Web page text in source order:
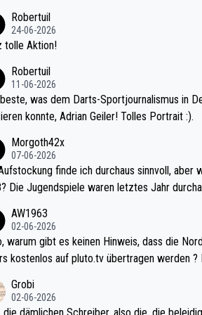
Da gewinnst keinen Blumentopf - ist ja n
eines Kreisligisten vs einem Bu
Robertuil
24-06-2026
tolle Aktion!
Robertuil
11-06-2026
was dem Darts-Sportjournalismus in
konnte, Adrian Geiler! Tolles Portrait :).
Morgoth42x
07-06-2026
finde ich durchaus sinnvoll, aber
sehr kur
Somit ändert die automatische
nichts. Ich denke sie wollen damit für nächste
wenig WDF Turniere spielen. Dies war bei
Jahr der Fall. Er musste als amtierender
AW1963
02-06-2026
M
kostenlos auf pluto.tv übertragen werden ?
Grobi
02-06-2026